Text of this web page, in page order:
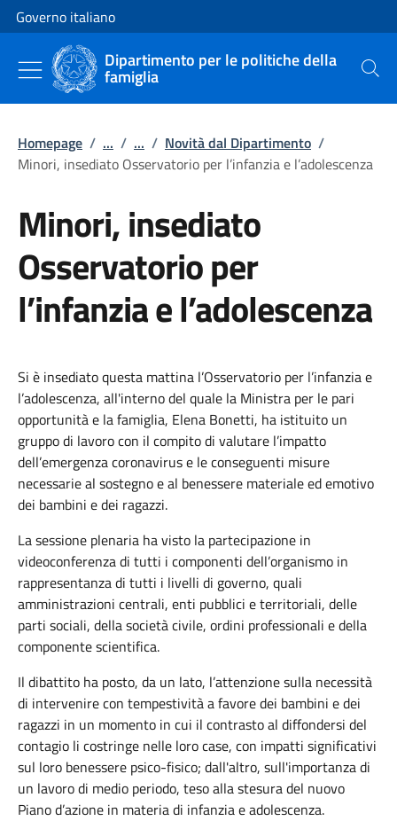
Vai al contenuto
Vai alla navigazione del sito
Governo italiano
Dipartimento per le politiche della
famiglia Cerca
Homepage / ... / ... / Novità dal Dipartimento /
Minori, insediato Osservatorio per l’infanzia e l’adolescenza
Minori, insediato
Osservatorio per
l’infanzia e l’adolescenza
Si è insediato questa mattina l’Osservatorio per l’infanzia e
l’adolescenza, all'interno del quale la Ministra per le pari
opportunità e la famiglia, Elena Bonetti, ha istituito un
gruppo di lavoro con il compito di valutare l’impatto
dell’emergenza coronavirus e le conseguenti misure
necessarie al sostegno e al benessere materiale ed emotivo
dei bambini e dei ragazzi.
La sessione plenaria ha visto la partecipazione in
videoconferenza di tutti i componenti dell’organismo in
rappresentanza di tutti i livelli di governo, quali
amministrazioni centrali, enti pubblici e territoriali, delle
parti sociali, della società civile, ordini professionali e della
componente scientifica.
Il dibattito ha posto, da un lato, l’attenzione sulla necessità
di intervenire con tempestività a favore dei bambini e dei
ragazzi in un momento in cui il contrasto al diffondersi del
contagio li costringe nelle loro case, con impatti significativi
sul loro benessere psico-fisico; dall'altro, sull'importanza di
un lavoro di medio periodo, teso alla stesura del nuovo
Piano d’azione in materia di infanzia e adolescenza.